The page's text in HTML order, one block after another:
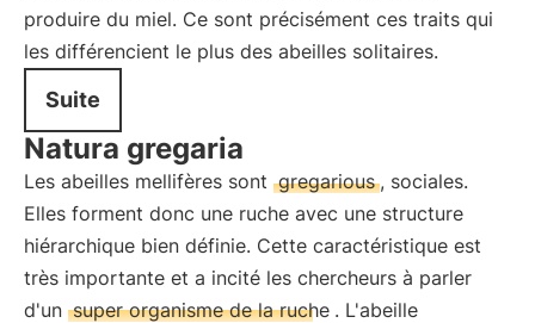
produire du miel. Ce sont précisément ces traits qui
les différencient le plus des abeilles solitaires.
Suite
Natura gregaria
Les abeilles mellifères sont gregarious , sociales.
Elles forment donc une ruche avec une structure
hiérarchique bien définie. Cette caractéristique est
très importante et a incité les chercheurs à parler
d'un super organisme de la ruche . L'abeille